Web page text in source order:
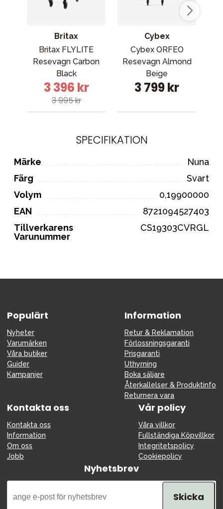
Britax
Britax FLYLITE
Resevagn Carbon
Black
3 396 kr
3 995 kr
Cybex
Cybex ORFEO
Resevagn Almond
Beige
3 799 kr
SPECIFIKATION
Märke
Nuna
Färg
Svart
Volym
0,19900000
EAN
8721094527403
Tillverkarens
Varunummer
CS19303CVRGL
Populärt
Nyheter
Varumärken
Våra butiker
Guider
Kampanjer
Information
Retur & Reklamation
Förlossningsgaranti
Prisgaranti
Uthyrning
Boka säljare
Återkallelser & Produktinfo
Returnera vara
Kontakta oss
Kontakta oss
Information
Om oss
Jobb
Vår policy
Våra villkor
Fullständiga Köpvillkor
Integritetspolicy
Cookiepolicy
Nyhetsbrev
Skicka